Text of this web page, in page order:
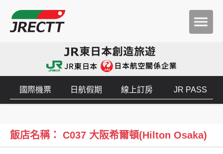
國際機票 日航假期 線上訂房 JR PASS
飯店名稱： C037 大阪希爾頓(Hilton Osaka)